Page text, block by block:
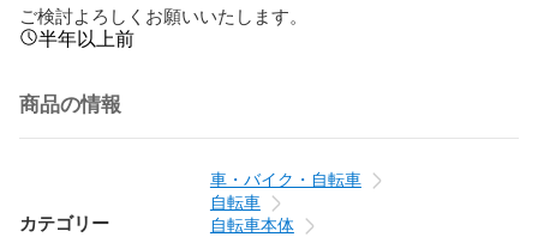
ご検討よろしくお願いいたします。
半年以上前
商品の情報
カテゴリー
車・バイク・自転車
自転車
自転車本体